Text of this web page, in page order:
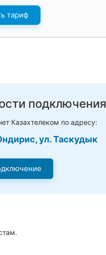
тариф
подключения
Казахтелеком по адресу:
ул. Таскудык